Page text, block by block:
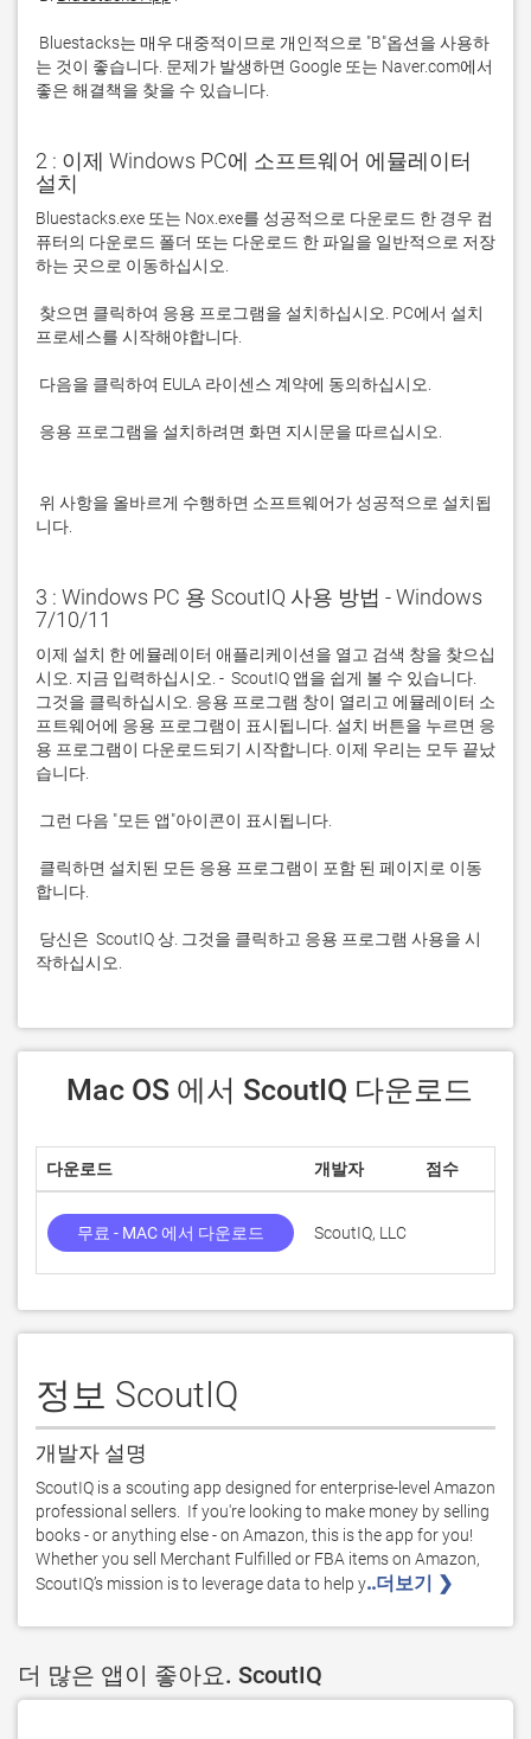
는 것이 좋습니다. 문제가 발생하면 Google 또는 Naver.com에서
좋은 해결책을 찾을 수 있습니다.
2 : 이제 Windows PC에 소프트웨어 에뮬레이터
설치
Bluestacks.exe 또는 Nox.exe를 성공적으로 다운로드 한 경우 컴
퓨터의 다운로드 폴더 또는 다운로드 한 파일을 일반적으로 저장
니다.
3 : Windows PC 용 ScoutIQ 사용 방법 - Windows
7/10/11
이제 설치 한 에뮬레이터 애플리케이션을 열고 검색 창을 찾으십
시오. 지금 입력하십시오. -  ScoutIQ 앱을 쉽게 볼 수 있습니다.
그것을 클릭하십시오. 응용 프로그램 창이 열리고 에뮬레이터 소
프트웨어에 응용 프로그램이 표시됩니다. 설치 버튼을 누르면 응
용 프로그램이 다운로드되기 시작합니다. 이제 우리는 모두 끝났
작하십시오.
Mac OS 에서 ScoutIQ 다운로드
다운로드 개발자 점수
무료 - MAC 에서 다운로드 ScoutIQ, LLC
정보 ScoutIQ
개발자 설명
ScoutIQ is a scouting app designed for enterprise-level Amazon
professional sellers.  If you're looking to make money by selling
books - or anything else - on Amazon, this is the app for you!
Whether you sell Merchant Fulfilled or FBA items on Amazon,
ScoutIQ’s mission is to leverage data to help y..더보기 ❯
더 많은 앱이 좋아요. ScoutIQ